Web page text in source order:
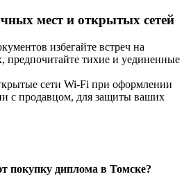
мест и открытых сетей
избегайте встреч на
предпочитайте тихие и уединенные
сети Wi-Fi при оформлении
с продавцом, для защиты ваших
покупку диплома в Томске?